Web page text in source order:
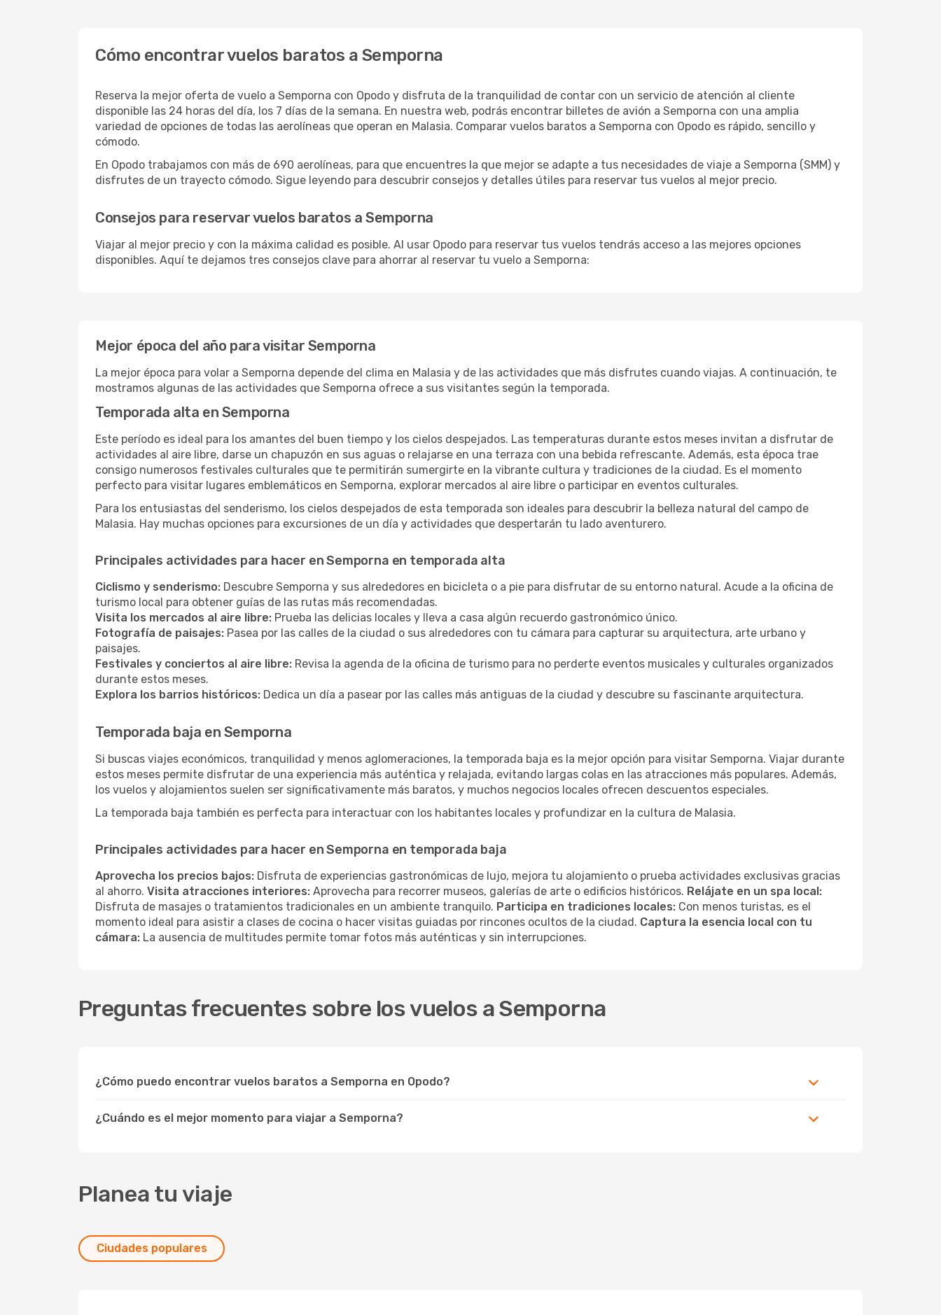
Cómo encontrar vuelos baratos a Semporna
Reserva la mejor oferta de vuelo a Semporna con Opodo y disfruta de la tranquilidad de contar con un servicio de atención al cliente
disponible las 24 horas del día, los 7 días de la semana. En nuestra web, podrás encontrar billetes de avión a Semporna con una amplia
variedad de opciones de todas las aerolíneas que operan en Malasia. Comparar vuelos baratos a Semporna con Opodo es rápido, sencillo y
cómodo.
En Opodo trabajamos con más de 690 aerolíneas, para que encuentres la que mejor se adapte a tus necesidades de viaje a Semporna (SMM) y
disfrutes de un trayecto cómodo. Sigue leyendo para descubrir consejos y detalles útiles para reservar tus vuelos al mejor precio.
Consejos para reservar vuelos baratos a Semporna
Viajar al mejor precio y con la máxima calidad es posible. Al usar Opodo para reservar tus vuelos tendrás acceso a las mejores opciones
disponibles. Aquí te dejamos tres consejos clave para ahorrar al reservar tu vuelo a Semporna:
Mejor época del año para visitar Semporna
La mejor época para volar a Semporna depende del clima en Malasia y de las actividades que más disfrutes cuando viajas. A continuación, te
mostramos algunas de las actividades que Semporna ofrece a sus visitantes según la temporada.
Temporada alta en Semporna
Este período es ideal para los amantes del buen tiempo y los cielos despejados. Las temperaturas durante estos meses invitan a disfrutar de
actividades al aire libre, darse un chapuzón en sus aguas o relajarse en una terraza con una bebida refrescante. Además, esta época trae
consigo numerosos festivales culturales que te permitirán sumergirte en la vibrante cultura y tradiciones de la ciudad. Es el momento
perfecto para visitar lugares emblemáticos en Semporna, explorar mercados al aire libre o participar en eventos culturales.
Para los entusiastas del senderismo, los cielos despejados de esta temporada son ideales para descubrir la belleza natural del campo de
Malasia. Hay muchas opciones para excursiones de un día y actividades que despertarán tu lado aventurero.
Principales actividades para hacer en Semporna en temporada alta
Ciclismo y senderismo: Descubre Semporna y sus alrededores en bicicleta o a pie para disfrutar de su entorno natural. Acude a la oficina de
turismo local para obtener guías de las rutas más recomendadas.
Visita los mercados al aire libre: Prueba las delicias locales y lleva a casa algún recuerdo gastronómico único.
Fotografía de paisajes: Pasea por las calles de la ciudad o sus alrededores con tu cámara para capturar su arquitectura, arte urbano y
paisajes.
Festivales y conciertos al aire libre: Revisa la agenda de la oficina de turismo para no perderte eventos musicales y culturales organizados
durante estos meses.
Explora los barrios históricos: Dedica un día a pasear por las calles más antiguas de la ciudad y descubre su fascinante arquitectura.
Temporada baja en Semporna
Si buscas viajes económicos, tranquilidad y menos aglomeraciones, la temporada baja es la mejor opción para visitar Semporna. Viajar durante
estos meses permite disfrutar de una experiencia más auténtica y relajada, evitando largas colas en las atracciones más populares. Además,
los vuelos y alojamientos suelen ser significativamente más baratos, y muchos negocios locales ofrecen descuentos especiales.
La temporada baja también es perfecta para interactuar con los habitantes locales y profundizar en la cultura de Malasia.
Principales actividades para hacer en Semporna en temporada baja
Aprovecha los precios bajos: Disfruta de experiencias gastronómicas de lujo, mejora tu alojamiento o prueba actividades exclusivas gracias
al ahorro. Visita atracciones interiores: Aprovecha para recorrer museos, galerías de arte o edificios históricos. Relájate en un spa local:
Disfruta de masajes o tratamientos tradicionales en un ambiente tranquilo. Participa en tradiciones locales: Con menos turistas, es el
momento ideal para asistir a clases de cocina o hacer visitas guiadas por rincones ocultos de la ciudad. Captura la esencia local con tu
cámara: La ausencia de multitudes permite tomar fotos más auténticas y sin interrupciones.
Preguntas frecuentes sobre los vuelos a Semporna
¿Cómo puedo encontrar vuelos baratos a Semporna en Opodo?
¿Cuándo es el mejor momento para viajar a Semporna?
Planea tu viaje
Ciudades populares